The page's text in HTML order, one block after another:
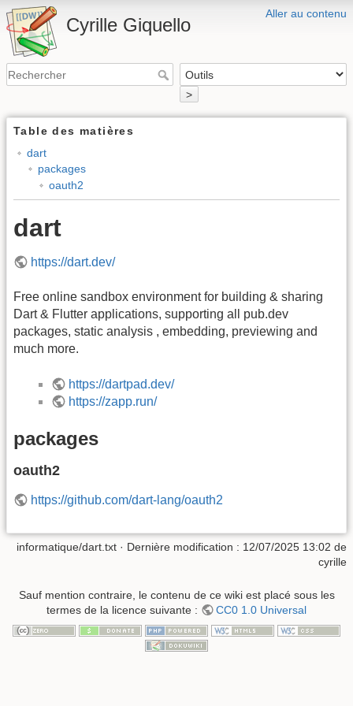
Aller au contenu
Cyrille Giquello
>
Table des matières
dart
packages
oauth2
dart
https://dart.dev/
Free online sandbox environment for building & sharing
Dart & Flutter applications, supporting all pub.dev
packages, static analysis , embedding, previewing and
much more.
https://dartpad.dev/
https://zapp.run/
packages
oauth2
https://github.com/dart-lang/oauth2
informatique/dart.txt · Dernière modification : 12/07/2025 13:02 de
cyrille
Sauf mention contraire, le contenu de ce wiki est placé sous les
termes de la licence suivante :
CC0 1.0 Universal